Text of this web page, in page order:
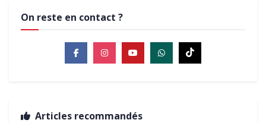
On reste en contact ?
Articles recommandés